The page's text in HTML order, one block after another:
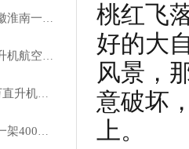
一架私人直升飞机助阵安徽淮南一商场
飞机之家顺利完成辽宁直升机航空测绘
四川德阳一家居出动400万直升机体验飞行
河北秦皇岛万达广场租赁一架400万直升机助阵
桃红飞
好的大
风景，
意破坏
上。